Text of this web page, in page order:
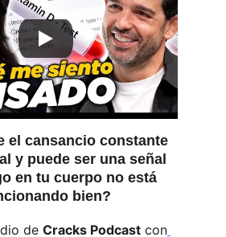
el cansancio constante
y puede ser una señal
en tu cuerpo no está
bien?
de Cracks Podcast con